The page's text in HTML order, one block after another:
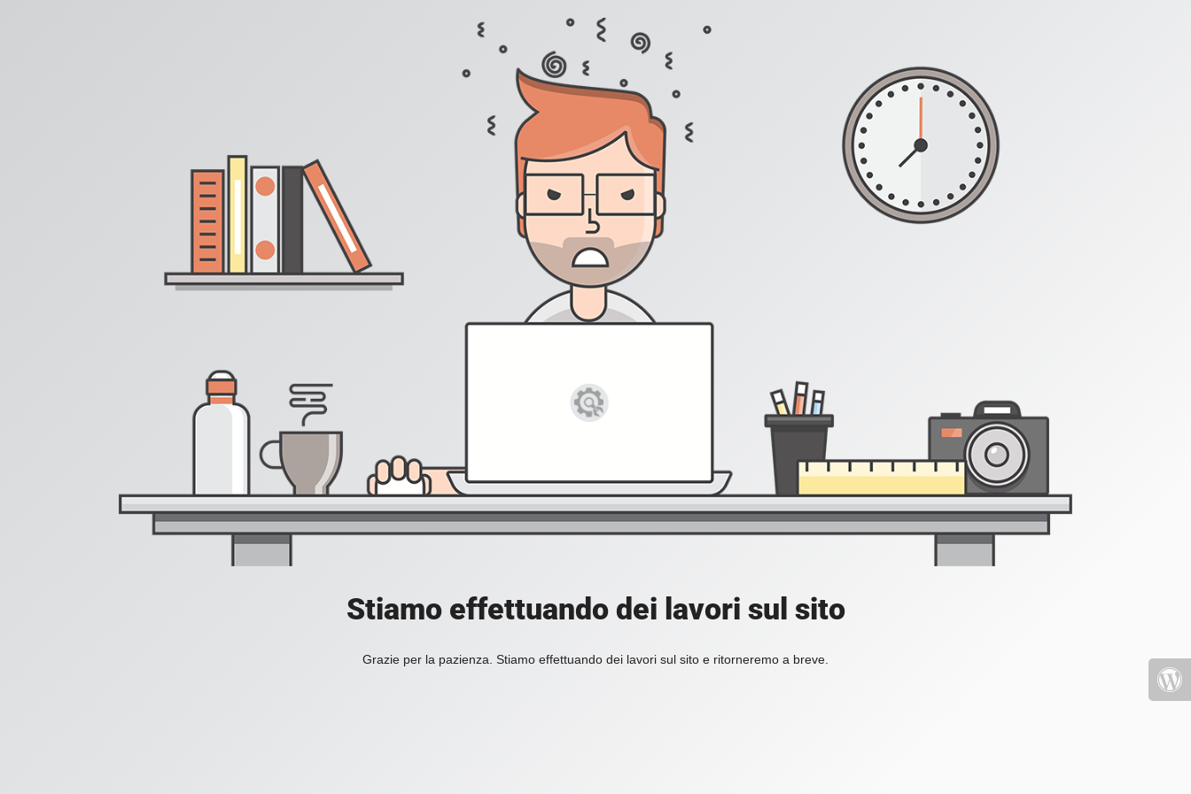
Stiamo effettuando dei lavori sul sito
Grazie per la pazienza. Stiamo effettuando dei lavori sul sito e ritorneremo a breve.